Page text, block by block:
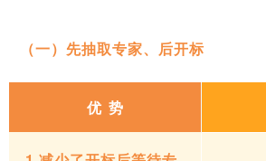
（一）先抽取专家、后开标
优 势